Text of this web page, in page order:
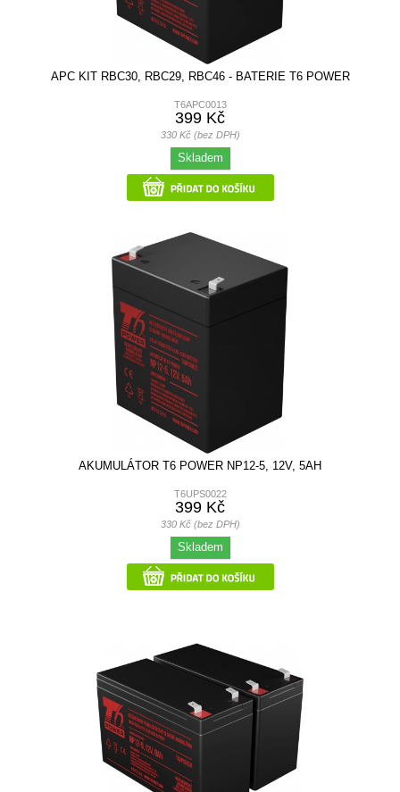
APC KIT RBC30, RBC29, RBC46 - BATERIE T6 POWER
T6APC0013
399 Kč
330 Kč (bez DPH)
Skladem
AKUMULÁTOR T6 POWER NP12-5, 12V, 5AH
T6UPS0022
399 Kč
330 Kč (bez DPH)
Skladem